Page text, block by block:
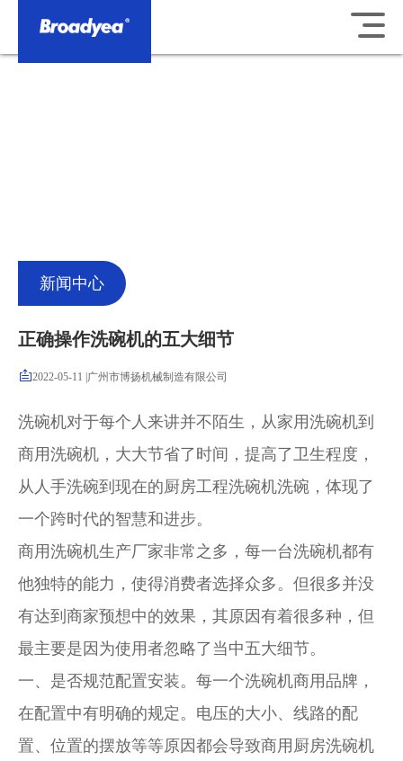
新闻中心
正确操作洗碗机的五大细节
2022-05-11 广州市博扬机械制造有限公司
洗碗机对于每个人来讲并不陌生，从家用洗碗机到
商用洗碗机，大大节省了时间，提高了卫生程度，
从人手洗碗到现在的厨房工程洗碗机洗碗，体现了
一个跨时代的智慧和进步。
商用洗碗机生产厂家非常之多，每一台洗碗机都有
他独特的能力，使得消费者选择众多。但很多并没
有达到商家预想中的效果，其原因有着很多种，但
最主要是因为使用者忽略了当中五大细节。
一、是否规范配置安装。每一个洗碗机商用品牌，
在配置中有明确的规定。电压的大小、线路的配
置、位置的摆放等等原因都会导致商用厨房洗碗机